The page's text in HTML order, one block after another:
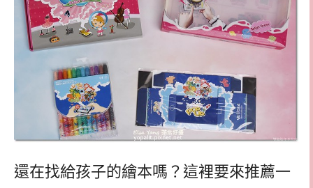
還在找給孩子的繪本嗎？這裡要來推薦一